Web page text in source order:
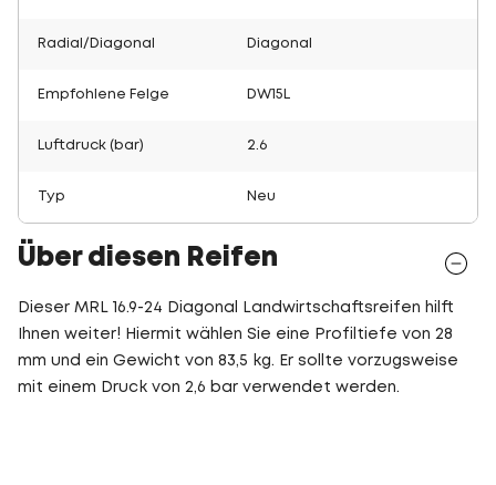
Radial/Diagonal Diagonal
Empfohlene Felge DW15L
Luftdruck (bar) 2.6
Typ Neu
Über diesen Reifen
Dieser MRL 16.9-24 Diagonal Landwirtschaftsreifen hilft
Ihnen weiter! Hiermit wählen Sie eine Profiltiefe von 28
mm und ein Gewicht von 83,5 kg. Er sollte vorzugsweise
mit einem Druck von 2,6 bar verwendet werden.